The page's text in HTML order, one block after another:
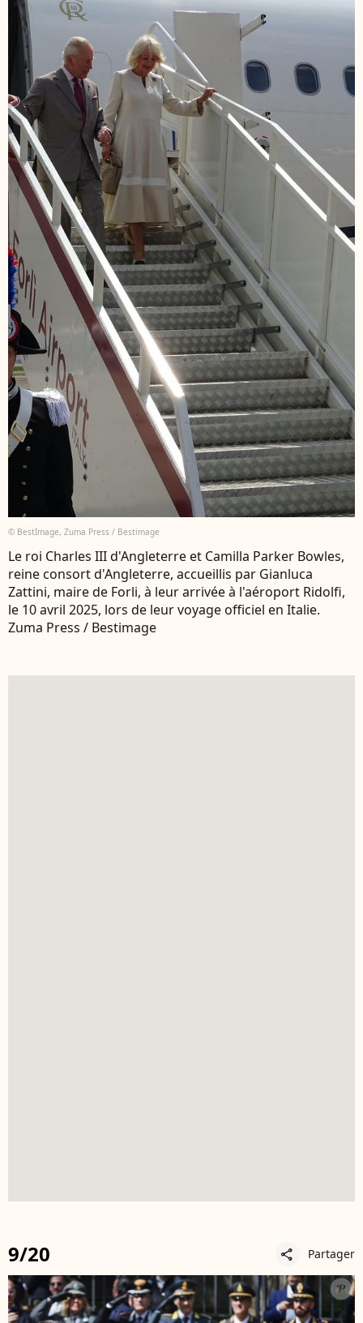
© BestImage, Zuma Press / Bestimage
Le roi Charles III d'Angleterre et Camilla Parker Bowles,
reine consort d'Angleterre, accueillis par Gianluca
Zattini, maire de Forli, à leur arrivée à l'aéroport Ridolfi,
le 10 avril 2025, lors de leur voyage officiel en Italie.
Zuma Press / Bestimage
9/20 share Partager